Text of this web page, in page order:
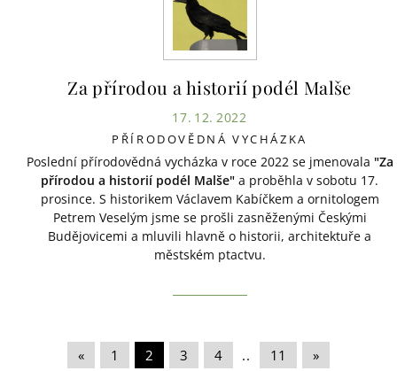
Za přírodou a historií podél Malše
17. 12. 2022
PŘÍRODOVĚDNÁ VYCHÁZKA
Poslední přírodovědná vycházka v roce 2022 se jmenovala "Za
přírodou a historií podél Malše" a proběhla v sobotu 17.
prosince. S historikem Václavem Kabíčkem a ornitologem
Petrem Veselým jsme se prošli zasněženými Českými
Budějovicemi a mluvili hlavně o historii, architektuře a
městském ptactvu.
« 1 2 3 4 .. 11 »